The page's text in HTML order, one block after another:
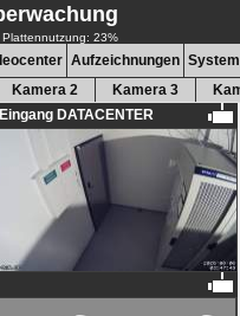
Plattennutzung: 23%
Aufzeichnungen
Kamera 2 Kamera 3
DATACENTER